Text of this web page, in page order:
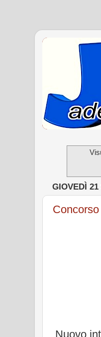
GIOVEDÌ 21
Nuovo